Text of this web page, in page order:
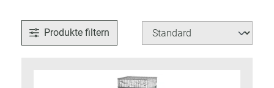
Produkte filtern